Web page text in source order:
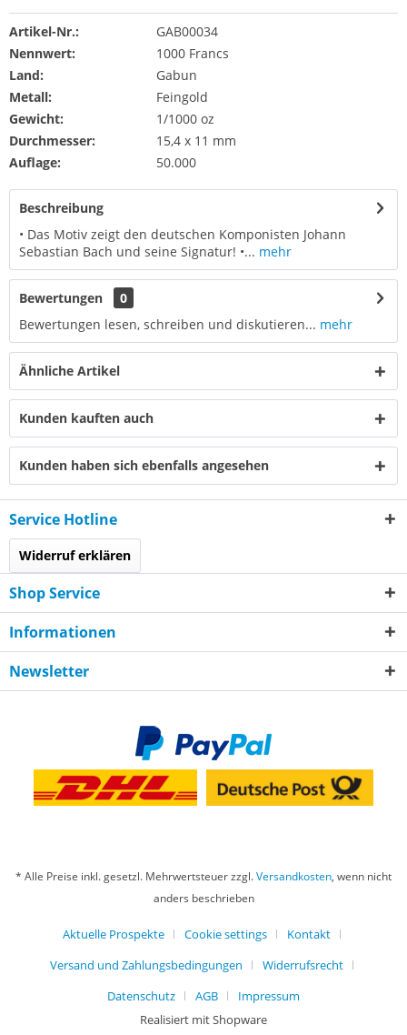
Artikel-Nr.:
GAB00034
Nennwert:
1000 Francs
Land:
Gabun
Metall:
Feingold
Gewicht:
1/1000 oz
Durchmesser:
15,4 x 11 mm
Auflage:
50.000
Beschreibung
• Das Motiv zeigt den deutschen Komponisten Johann
Sebastian Bach und seine Signatur! •... mehr
Bewertungen
0
Bewertungen lesen, schreiben und diskutieren... mehr
Ähnliche Artikel
Kunden kauften auch
Kunden haben sich ebenfalls angesehen
Service Hotline
Widerruf erklären
Shop Service
Informationen
Newsletter
* Alle Preise inkl. gesetzl. Mehrwertsteuer zzgl.Versandkosten, wenn nicht
anders beschrieben
Aktuelle Prospekte Cookie settings
Kontakt
Versand und Zahlungsbedingungen
Widerrufsrecht
Datenschutz
AGB
Impressum
Realisiert mit Shopware